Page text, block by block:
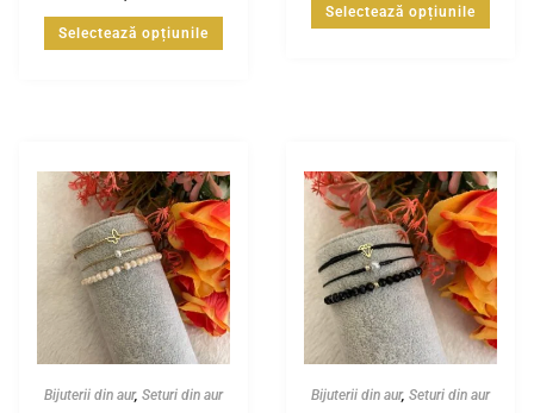
Selectează opțiunile
Selectează opțiunile
Bijuterii din aur, Seturi din aur Bijuterii din aur, Seturi din aur